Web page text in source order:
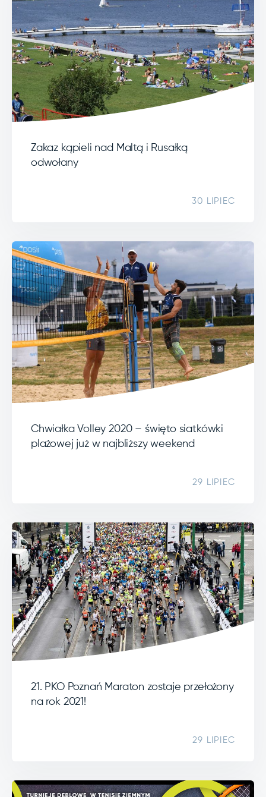
Zakaz kąpieli nad Maltą i Rusałką
odwołany
30 LIPIEC
Chwiałka Volley 2020 – święto siatkówki
plażowej już w najbliższy weekend
29 LIPIEC
21. PKO Poznań Maraton zostaje przełożony
na rok 2021!
29 LIPIEC